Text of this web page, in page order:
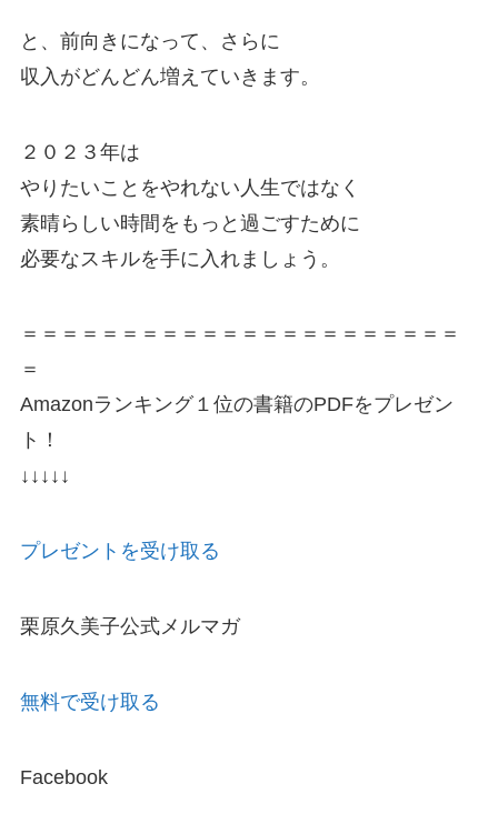
と、前向きになって、さらに
収入がどんどん増えていきます。
２０２３年は
やりたいことをやれない人生ではなく
素晴らしい時間をもっと過ごすために
必要なスキルを手に入れましょう。
＝＝＝＝＝＝＝＝＝＝＝＝＝＝＝＝＝＝＝＝＝＝
＝
Amazonランキング１位の書籍のPDFをプレゼン
ト！
↓↓↓↓↓
プレゼントを受け取る
栗原久美子公式メルマガ
無料で受け取る
Facebook